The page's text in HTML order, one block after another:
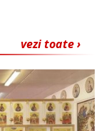
vezi toate ›